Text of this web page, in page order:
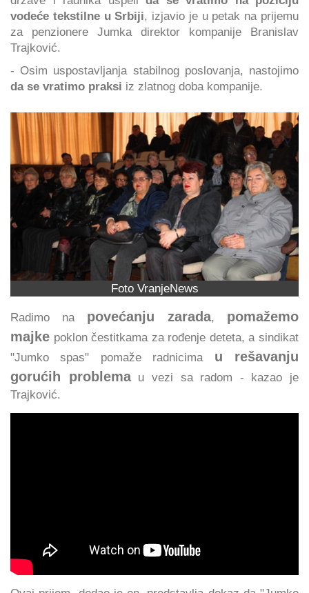
vodeće tekstilne u Srbiji, izjavio je u petak na prijemu
za penzionere Jumka direktor kompanije Branislav
Trajković.
- Osim uspostavljanja stabilnog poslovanja, nastojimo
da se vratimo praksi iz zlatnog doba kompanije.
Foto VranjeNews
Radimo na povećanju zarada, pomažemo
majke poklon čestitkama za rođenje deteta, a sindikat
"Jumko spas" pomaže radnicima u rešavanju
gorućih problemau vezi sa radom - kazao je
Trajković.